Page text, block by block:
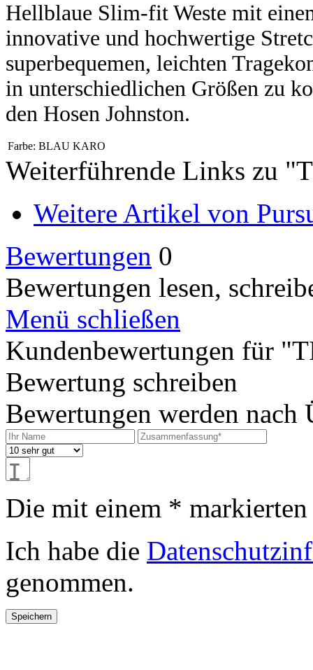
Hellblaue Slim-fit Weste mit
innovative und hochwertige
superbequemen, leichten
in unterschiedlichen Größen zu
den Hosen Johnston.
Farbe: BLAU KARO
Weiterführende Links zu
Weitere Artikel von
Bewertungen 0
Bewertungen lesen,
Menü schließen
Kundenbewertungen für
Bewertung schreiben
Bewertungen werden
Die mit einem *
Ich habe die
genommen.
Speichern